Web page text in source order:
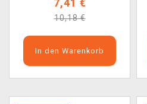
7,41 €
10,18 €
In den Warenkorb